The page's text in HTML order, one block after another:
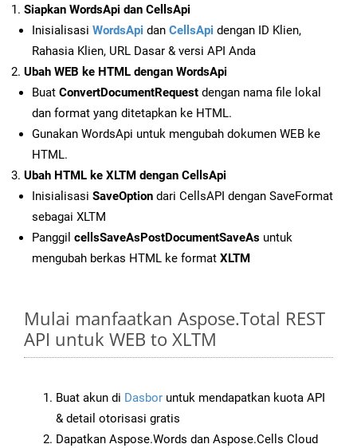
Siapkan WordsApi dan CellsApi
Inisialisasi WordsApi dan CellsApi dengan ID Klien,
Rahasia Klien, URL Dasar & versi API Anda
Ubah WEB ke HTML dengan WordsApi
Buat ConvertDocumentRequest dengan nama file lokal
dan format yang ditetapkan ke HTML.
Gunakan WordsApi untuk mengubah dokumen WEB ke
HTML.
Ubah HTML ke XLTM dengan CellsApi
Inisialisasi SaveOption dari CellsAPI dengan SaveFormat
sebagai XLTM
Panggil cellsSaveAsPostDocumentSaveAs untuk
mengubah berkas HTML ke format XLTM
Mulai manfaatkan Aspose.Total REST
API untuk WEB to XLTM
Buat akun di Dasbor untuk mendapatkan kuota API
& detail otorisasi gratis
Dapatkan Aspose.Words dan Aspose.Cells Cloud